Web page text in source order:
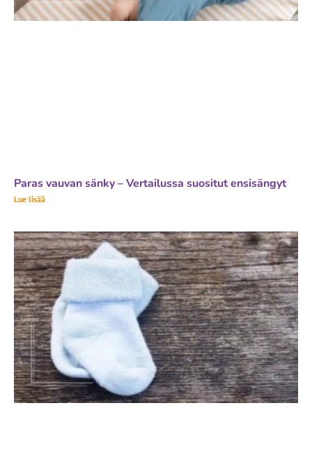
Paras vauvan sänky – Vertailussa suositut ensisängyt
Lue lisää